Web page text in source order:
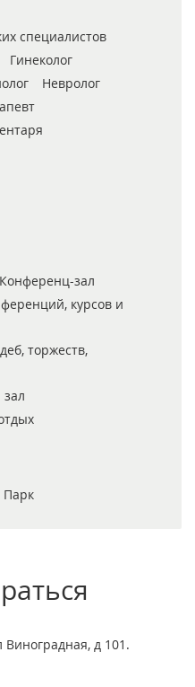
специалистов
Гинеколог
Невролог
Конференц-зал
курсов и
торжеств,
Парк
Виноградная, д 101.